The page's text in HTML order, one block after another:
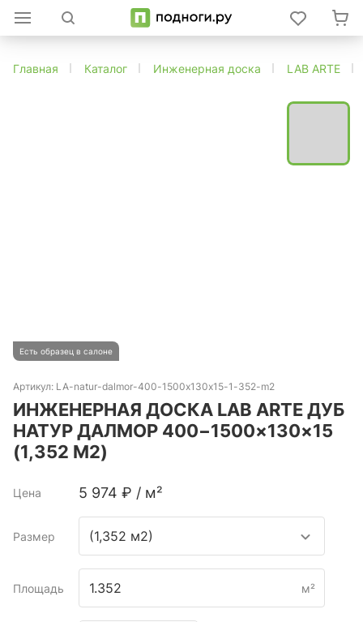
Главная Каталог Инженерная доска LAB ARTE
Есть образец в салоне
Артикул: LA-natur-dalmor-400-1500x130x15-1-352-m2
ИНЖЕНЕРНАЯ ДОСКА LAB ARTE ДУБ
НАТУР ДАЛМОР 400−1500×130×15
(1,352 М2)
Цена 5 974 ₽ / м²
Размер (1,352 м2)
Площадь м²